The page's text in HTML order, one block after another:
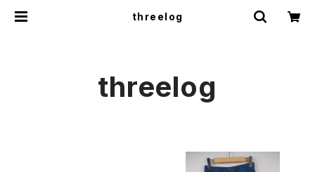
threelog
threelog